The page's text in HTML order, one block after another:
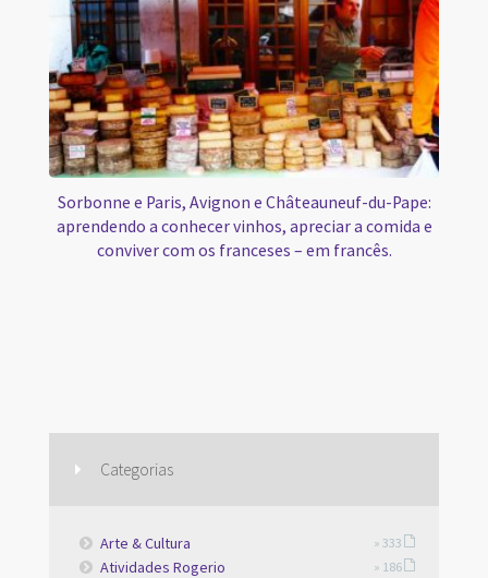
Sorbonne e Paris, Avignon e Châteauneuf-du-Pape:
aprendendo a conhecer vinhos, apreciar a comida e
conviver com os franceses – em francês.
Categorias
Arte & Cultura » 333
Atividades Rogerio » 186